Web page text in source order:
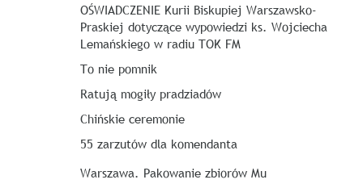
OŚWIADCZENIE Kurii Biskupiej Warszawsko-
Praskiej dotyczące wypowiedzi ks. Wojciecha
Lemańskiego w radiu TOK FM
To nie pomnik
Ratują mogiły pradziadów
Chińskie ceremonie
55 zarzutów dla komendanta
Warszawa. Pakowanie zbiorów Mu